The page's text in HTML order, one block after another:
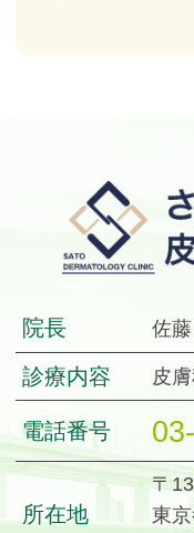
院長 佐
診療内容 皮
電話番号
所在地
〒
東